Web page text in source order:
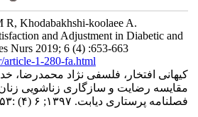
R, Khodabakhshi-koolaee A.
and Adjustment in Diabetic and
Nurs 2019; 6 (4) :653-663
article-1-280-fa.html
کیهانی افتخار، فلسفی نژاد محمدرضا،
مقایسه رضایت و سازگاری زناشویی زنان
فصلنامه پرستاری دیابت. ۱۳۹۷; ۶ (۴) :۶۵۳-۶۶۳